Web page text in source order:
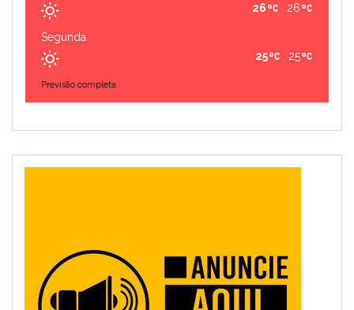
26
26
Segunda
25
25
Previsão completa